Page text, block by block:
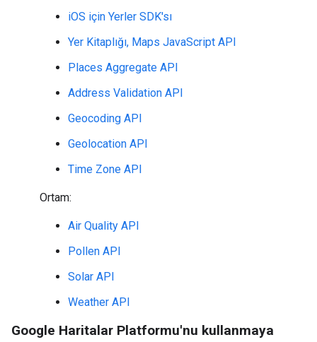
iOS için Yerler SDK'sı
Yer Kitaplığı, Maps JavaScript API
Places Aggregate API
Address Validation API
Geocoding API
Geolocation API
Time Zone API
Ortam:
Air Quality API
Pollen API
Solar API
Weather API
Google Haritalar Platformu'nu kullanmaya